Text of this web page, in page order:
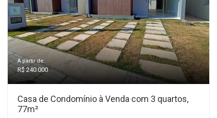
A partir de:
R$ 240.000
Casa de Condomínio à Venda com 3 quartos,
77m²